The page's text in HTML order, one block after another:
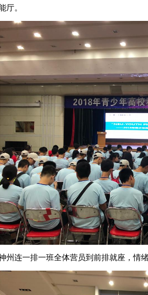
厅。
连一排一班全体营员到前排就座，情绪